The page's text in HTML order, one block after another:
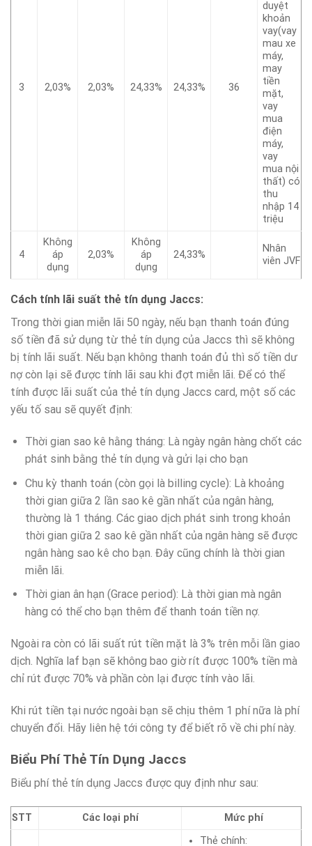
3 2,03% 2,03% 24,33% 24,33% 36
duyệt
khoản
vay(vay
mau xe
máy,
may
tiền
mặt,
vay
mua
điện
máy,
vay
mua nội
thất) có
thu
nhập 14
triệu
4
Không
áp
dụng
2,03%
Không
áp
dụng
24,33%
Nhân
viên JVF
Cách tính lãi suất thẻ tín dụng Jaccs:
Trong thời gian miễn lãi 50 ngày, nếu bạn thanh toán đúng
số tiền đã sử dụng từ thẻ tín dụng của Jaccs thì sẽ không
bị tính lãi suất. Nếu bạn không thanh toán đủ thì số tiền dư
nợ còn lại sẽ được tính lãi sau khi đợt miễn lãi. Để có thể
tính được lãi suất của thẻ tín dụng Jaccs card, một số các
yếu tố sau sẽ quyết định:
Thời gian sao kê hằng tháng: Là ngày ngân hàng chốt các
phát sinh bằng thẻ tín dụng và gửi lại cho bạn
Chu kỳ thanh toán (còn gọi là billing cycle): Là khoảng
thời gian giữa 2 lần sao kê gần nhất của ngân hàng,
thường là 1 tháng. Các giao dịch phát sinh trong khoản
thời gian giữa 2 sao kê gần nhất của ngân hàng sẽ được
ngân hàng sao kê cho bạn. Đây cũng chính là thời gian
miễn lãi.
Thời gian ân hạn (Grace period): Là thời gian mà ngân
hàng có thể cho bạn thêm để thanh toán tiền nợ.
Ngoài ra còn có lãi suất rút tiền mặt là 3% trên mỗi lần giao
dịch. Nghĩa laf bạn sẽ không bao giờ rít được 100% tiền mà
chỉ rút được 70% và phần còn lại được tính vào lãi.
Khi rút tiền tại nước ngoài bạn sẽ chịu thêm 1 phí nữa là phí
chuyển đổi. Hãy liên hệ tới công ty để biết rõ về chi phí này.
Biểu Phí Thẻ Tín Dụng Jaccs
Biểu phí thẻ tín dụng Jaccs được quy định như sau:
STT Các loại phí
Mức phí
Thẻ chính: